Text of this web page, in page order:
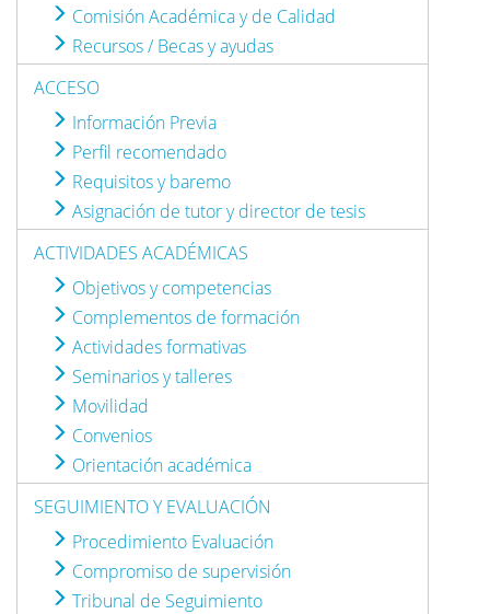
Comisión Académica y de Calidad
Recursos / Becas y ayudas
ACCESO
Información Previa
Perfil recomendado
Requisitos y baremo
Asignación de tutor y director de tesis
ACTIVIDADES ACADÉMICAS
Objetivos y competencias
Complementos de formación
Actividades formativas
Seminarios y talleres
Movilidad
Convenios
Orientación académica
SEGUIMIENTO Y EVALUACIÓN
Procedimiento Evaluación
Compromiso de supervisión
Tribunal de Seguimiento